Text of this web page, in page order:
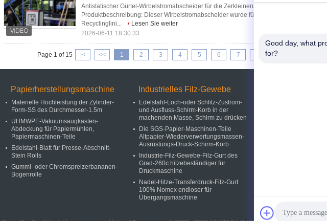
Antistatischer Gürtel-Wirbelstromabscheider für die Zerkleinerungsanlage für staubigen
Produktbeschreibung: Dieser Wirbelstromabscheider wurde für die Integration in
Recyclinglini...
Lesen Sie weiter
2026-06-11 18:30:33
Page 1 of 15 |< << 1 2 3 4 5 6 7 9
Papierherstellungsmaschine
Materielle Hochleistung der Zylinder-
Form-SS des Durchmesser-1.5m
UHMWPE-Vakuumsaugkasten-
Abdeckung für Papiermühlen,
Papiermaschinen-Teile
Edelstahl-Blatt für Presse-Abschnitt-
Stein Rolls
Gummi- oder Chromspreizerbananen-
Bogenrolle
Industrielles Filz-Gewebe
Edelstahl-Loch-oder Schlitz-Zustrom-
und Ausfluss-Schirm-Korb in der
machenden Masse, Schirm zu drücken
Die SGS-Papier-Maschinen-Teile
Altpapier-Wiederverwertungsmassen-
Ausrüstungs-Druck-Schirm-Korb
Industrie-Filz-Gewebe-Filz-Gurt des
Grad-260c hitzebeständiger für
Druckmaschine
Nadel-Hitze-Transferdruck-Filz-Gurt
100% Nomex endloser für
Übergangsmaschine
Good day, what
for?